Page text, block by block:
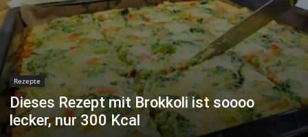
Rezepte
Dieses Rezept mit Brokkoli ist soooo
lecker, nur 300 Kcal